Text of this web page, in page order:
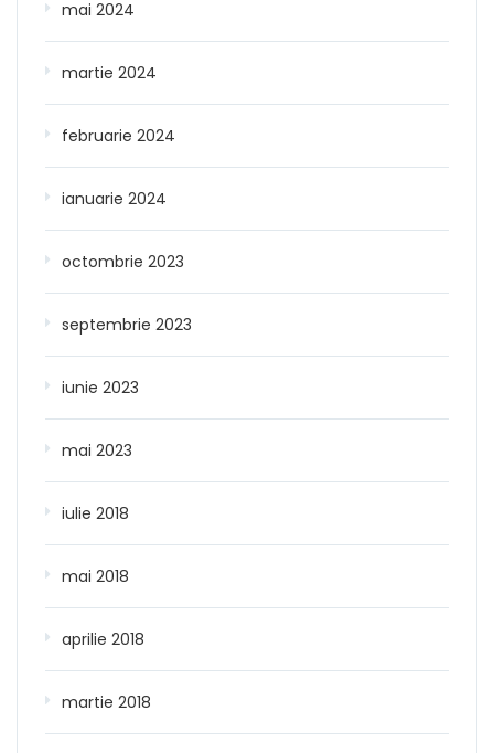
mai 2024
martie 2024
februarie 2024
ianuarie 2024
octombrie 2023
septembrie 2023
iunie 2023
mai 2023
iulie 2018
mai 2018
aprilie 2018
martie 2018